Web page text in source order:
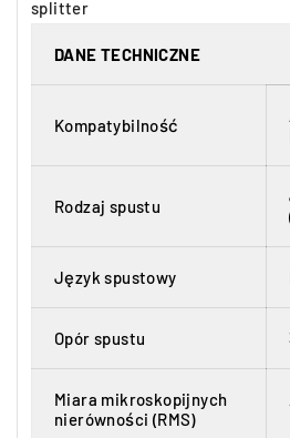
splitter
DANE TECHNICZNE
Kompatybilność
Rodzaj spustu
Język spustowy
Opór spustu
Miara mikroskopijnych
nierówności (RMS)